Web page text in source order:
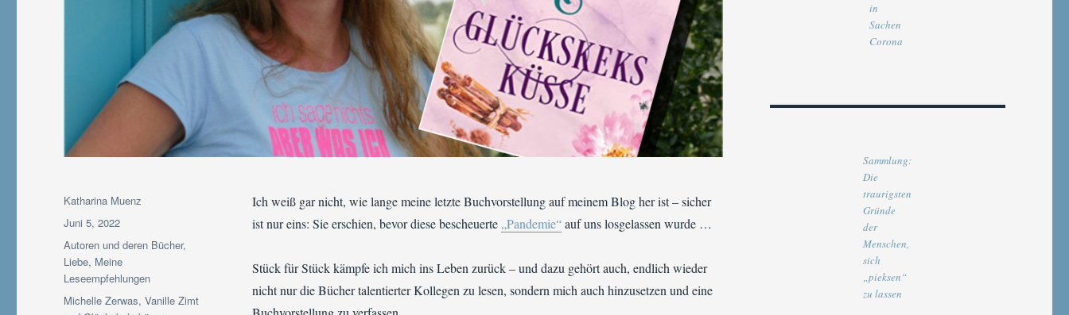
Ich weiß gar nicht, wie lange meine letzte Buchvorstellung auf meinem Blog her ist – sicher
ist nur eins: Sie erschien, bevor diese bescheuerte „Pandemie“auf uns losgelassen wurde …
Stück für Stück kämpfe ich mich ins Leben zurück – und dazu gehört auch, endlich wieder
nicht nur die Bücher talentierter Kollegen zu lesen, sondern mich auch hinzusetzen und eine
Autor
Katharina Muenz
Veröffentlicht
am
Juni 5, 2022
Kategorien
Autoren und deren Bücher,
Liebe, Meine
Leseempfehlungen
Schlagwörter
Michelle Zerwas,Vanille Zimt
in
Sachen
Corona
Sammlung:
Die
traurigsten
Gründe
der
Menschen,
sich
„pieksen“
zu lassen